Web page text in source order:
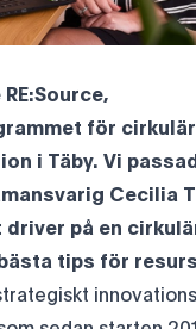
för
i Täby. Vi
Cecilia
driver på en
tips för